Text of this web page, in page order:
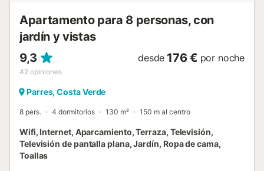
Apartamento para 8 personas, con
jardín y vistas
9,3
42 opiniones
desde 176 € por noche
Parres, Costa Verde
8 pers. 4 dormitorios 130 m² 150 m al centro
Wifi, Internet, Aparcamiento, Terraza, Televisión,
Televisión de pantalla plana, Jardín, Ropa de cama,
Toallas